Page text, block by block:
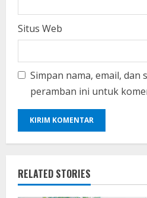
Situs Web
Simpan nama, email, dan
peramban ini untuk
RELATED STORIES